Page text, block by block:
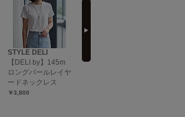
STYLE DELI
【DELI by】145m
ロングパールレイヤ
ードネックレス
￥3,800
８mmパール80cm２